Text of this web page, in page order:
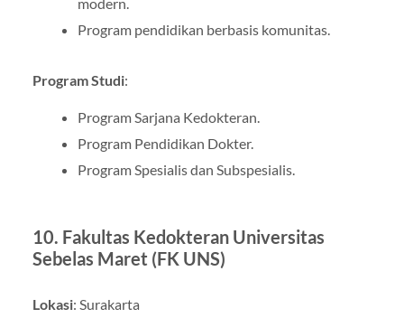
Program pendidikan berbasis komunitas.
Program Studi:
Program Sarjana Kedokteran.
Program Pendidikan Dokter.
Program Spesialis dan Subspesialis.
10. Fakultas Kedokteran Universitas
Sebelas Maret (FK UNS)
Lokasi: Surakarta